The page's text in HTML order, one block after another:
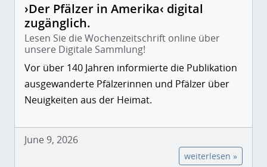
›Der Pfälzer in Amerika‹ digital
zugänglich.
Lesen Sie die Wochenzeitschrift online über
unsere Digitale Sammlung!
Vor über 140 Jahren informierte die Publikation
ausgewanderte Pfälzerinnen und Pfälzer über
Neuigkeiten aus der Heimat.
June 9, 2026
weiterlesen »